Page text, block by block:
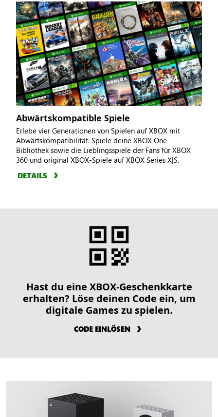
Abwärtskompatible Spiele
Erlebe vier Generationen von Spielen auf XBOX mit
Abwärtskompatibilität. Spiele deine XBOX One-
Bibliothek sowie die Lieblingsspiele der Fans für XBOX
360 und original XBOX-Spiele auf XBOX Series X|S.
DETAILS
Hast du eine XBOX-Geschenkkarte
erhalten? Löse deinen Code ein, um
digitale Games zu spielen.
CODE EINLÖSEN